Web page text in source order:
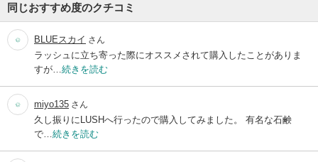
同じおすすめ度のクチコミ
BLUEスカイ さん
ラッシュに立ち寄った際にオススメされて購入したことがありま
すが… 続きを読む
miyo135 さん
久し振りにLUSHへ行ったので購入してみました。 有名な石鹸
で… 続きを読む